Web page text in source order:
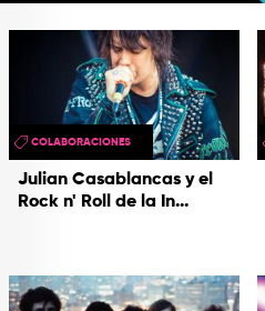
Julian Casablancas y el
Rock n' Roll de la In...
COLABORACIONES